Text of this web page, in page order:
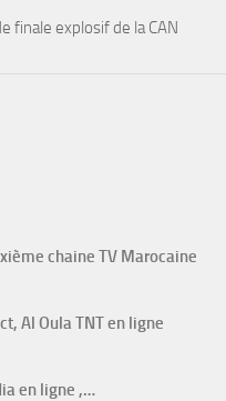
finale explosif de la CAN
chaine TV Marocaine
Al Oula TNT en ligne
en ligne ,…